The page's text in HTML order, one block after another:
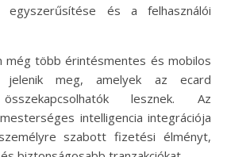
egyszerűsítése és a felhasználói
még több érintésmentes és mobilos
jelenik meg, amelyek az ecard
lesznek. Az
intelligencia integrációja
szabott fizetési élményt,